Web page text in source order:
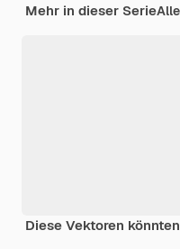
Mehr in dieser Serie
Diese Vektoren